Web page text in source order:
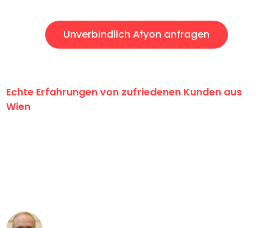
Unverbindlich Afyon anfragen
Echte Erfahrungen von zufriedenen Kunden aus
Wien